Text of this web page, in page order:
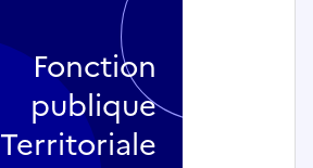
Fonction
publique
Territoriale